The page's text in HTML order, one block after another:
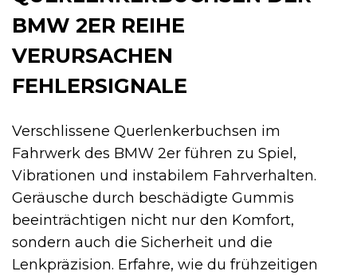
BMW 2ER REIHE
VERURSACHEN
FEHLERSIGNALE
Verschlissene Querlenkerbuchsen im
Fahrwerk des BMW 2er führen zu Spiel,
Vibrationen und instabilem Fahrverhalten.
Geräusche durch beschädigte Gummis
beeinträchtigen nicht nur den Komfort,
sondern auch die Sicherheit und die
Lenkpräzision. Erfahre, wie du frühzeitigen